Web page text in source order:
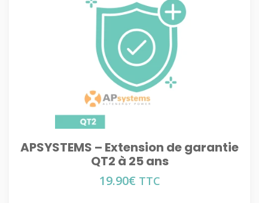
APSYSTEMS – Extension de garantie
QT2 à 25 ans
19.90€ TTC